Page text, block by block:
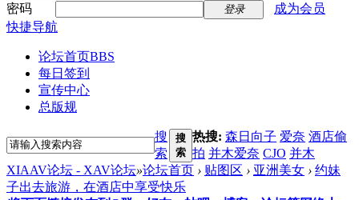
密码
登录
成为会员
快捷导航
论坛首页BBS
每日签到
宣传中心
总版规
搜
索
搜
索
热搜: 森日向子 爱奈 酒店偷
拍 并木爱奈 CJO 并木
XIAAV论坛 - XAV论坛»论坛首页 › 贴图区 › 亚洲美女 › 约妹
子出去旅游，在酒店中享受快乐